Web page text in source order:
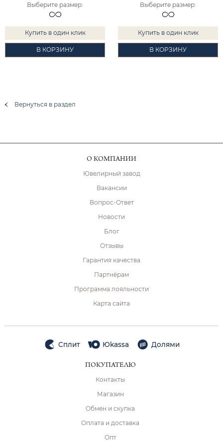
Выберите размер:
Купить в один клик
В КОРЗИНУ
Выберите размер:
Купить в один клик
В КОРЗИНУ
Вернуться в раздел
О КОМПАНИИ
Ювелирный завод
Вакансии
Вопрос-Ответ
Новости
Блог
Отзывы
Гарантия качества
Партнёрам
Программа лояльности
Карта сайта
Сплит Юkassa Долями
ПОКУПАТЕЛЮ
Контакты
Магазин
Обмен и скупка
Оплата и доставка
Опт